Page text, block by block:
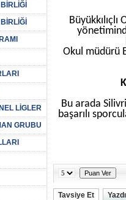
LİGLER
GRUBU
Okul müdürü
Bu arada Silivri
başarılı
Tavsiye Et